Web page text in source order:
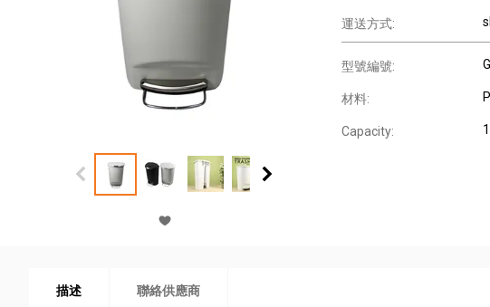
運送方式:
型號編號:
材料:
Capacity:
描述 聯絡供應商